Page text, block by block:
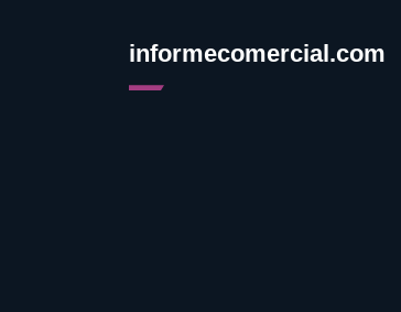
informecomercial.com